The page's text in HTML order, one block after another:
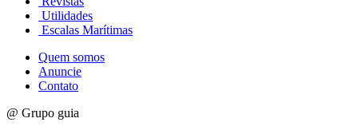
Utilidades
Escalas Marítimas
Quem somos
Anuncie
Contato
@ Grupo guia